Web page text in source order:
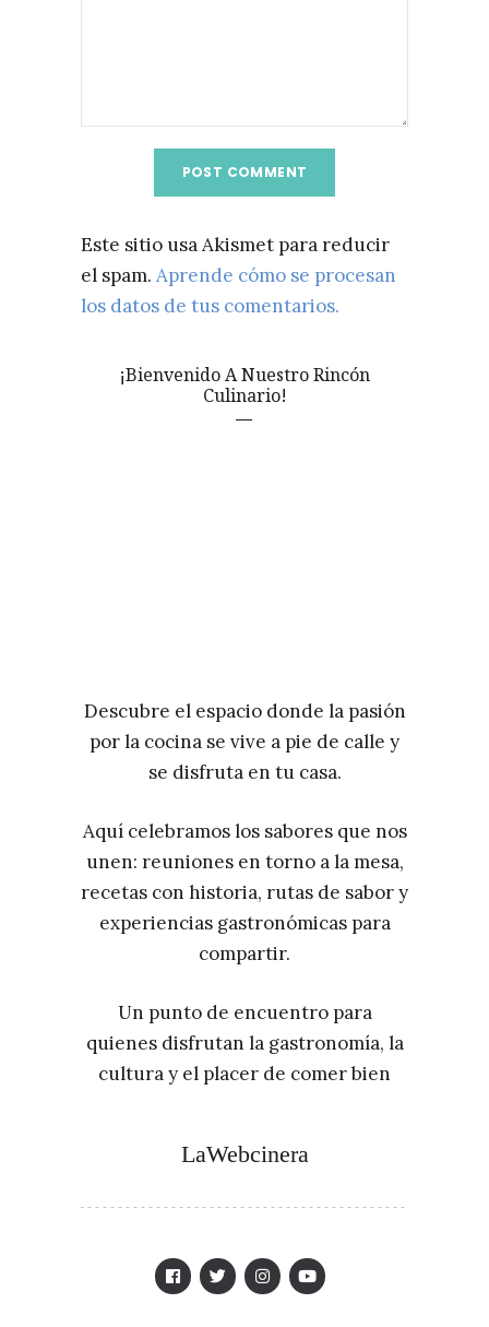
Este sitio usa Akismet para reducir
el spam. Aprende cómo se procesan
los datos de tus comentarios.
¡Bienvenido A Nuestro Rincón
Culinario!
Descubre el espacio donde la pasión
por la cocina se vive a pie de calle y
se disfruta en tu casa.
Aquí celebramos los sabores que nos
unen: reuniones en torno a la mesa,
recetas con historia, rutas de sabor y
experiencias gastronómicas para
compartir.
Un punto de encuentro para
quienes disfrutan la gastronomía, la
cultura y el placer de comer bien
LaWebcinera